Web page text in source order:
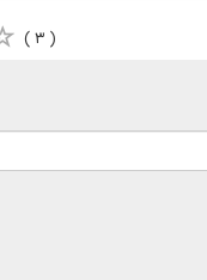
( ۳ )